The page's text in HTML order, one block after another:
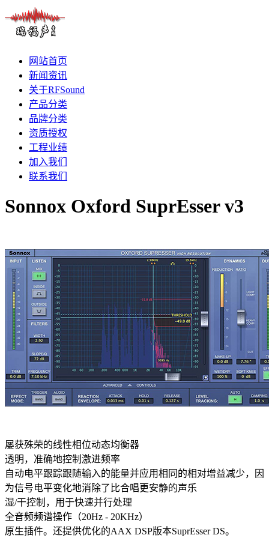
网站首页
新闻资讯
关于RFSound
产品分类
品牌分类
资质授权
工程业绩
加入我们
联系我们
Sonnox Oxford SuprEsser v3
屡获殊荣的线性相位动态均衡器
透明，准确地控制激进频率
自动电平跟踪跟随输入的能量并应用相同的相对增益减少，因
为信号电平变化地消除了比合唱更安静的声乐
湿/干控制，用于快速并行处理
全音频频谱操作（20Hz - 20KHz）
原生插件。还提供优化的AAX DSP版本SuprEsser DS。